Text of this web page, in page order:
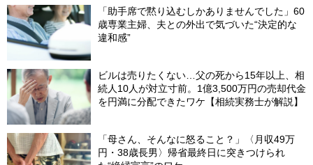
「助手席で黙り込むしかありませんでした」60
歳専業主婦、夫との外出で気づいた“決定的な
違和感”
ビルは売りたくない…父の死から15年以上、相
続人10人が対立寸前。1億3,500万円の売却代金
を円満に分配できたワケ【相続実務士が解説】
「母さん、そんなに怒ること？」〈月収49万
円・38歳長男〉帰省最終日に突きつけられ